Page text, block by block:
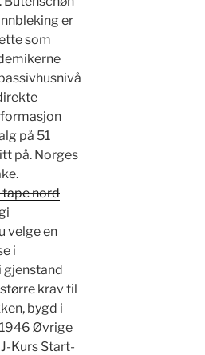
er
som
på 51
på. Norges
tape nord
velge en
i
gjenstand
krav til
bygd i
Øvrige
Kurs Start-